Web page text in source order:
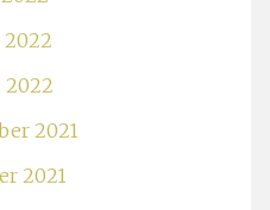
2022
2021
2021